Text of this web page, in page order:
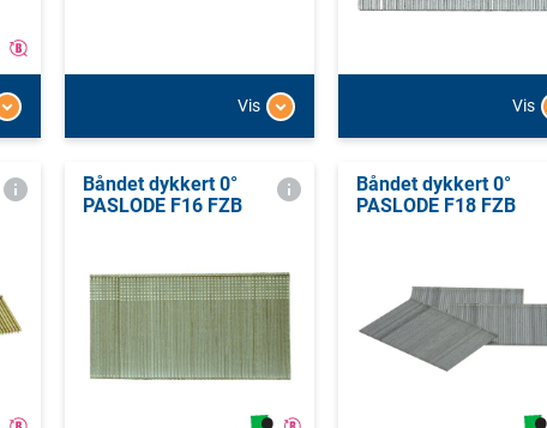
Vis Vis
Båndet dykkert 0°
PASLODE F16 FZB
Båndet dykkert 0°
PASLODE F18 FZB